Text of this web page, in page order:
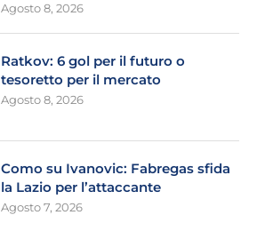
Agosto 8, 2026
Ratkov: 6 gol per il futuro o
tesoretto per il mercato
Agosto 8, 2026
Como su Ivanovic: Fabregas sfida
la Lazio per l’attaccante
Agosto 7, 2026